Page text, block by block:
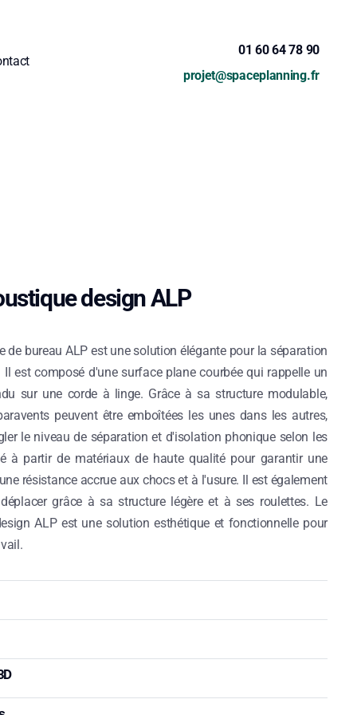
01 60 64 78 90
projet@spaceplanning.fr
design ALP
de bureau ALP est une solution élégante pour la séparation
est composé d'une surface plane courbée qui rappelle un
sur une corde à linge. Grâce à sa structure modulable,
peuvent être emboîtées les unes dans les autres,
le niveau de séparation et d'isolation phonique selon les
à partir de matériaux de haute qualité pour garantir une
résistance accrue aux chocs et à l'usure. Il est également
grâce à sa structure légère et à ses roulettes. Le
ALP est une solution esthétique et fonctionnelle pour